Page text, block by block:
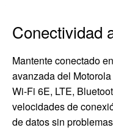
Conectividad
Mantente conectado
avanzada del
Wi-Fi 6E, LTE,
velocidades de
de datos sin